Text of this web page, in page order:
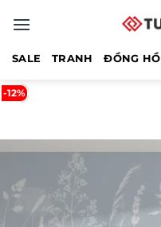
qua
SALE TRANH ĐỒNG HỒ
-12%